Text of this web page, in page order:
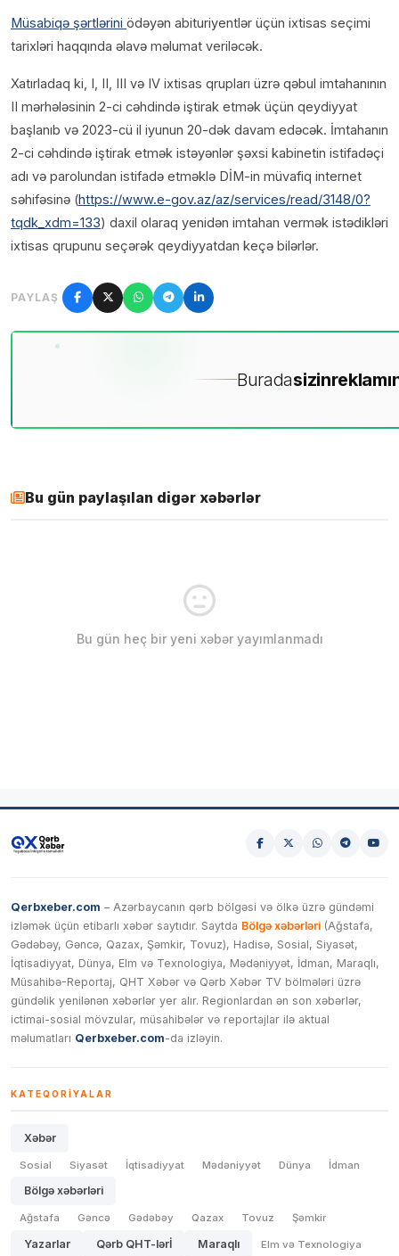
Müsabiqə şərtlərini ödəyən abituriyentlər üçün ixtisas seçimi
tarixləri haqqında əlavə məlumat veriləcək.
Xatırladaq ki, I, II, III və IV ixtisas qrupları üzrə qəbul imtahanının
II mərhələsinin 2-ci cəhdində iştirak etmək üçün qeydiyyat
başlanıb və 2023-cü il iyunun 20-dək davam edəcək. İmtahanın
2-ci cəhdində iştirak etmək istəyənlər şəxsi kabinetin istifadəçi
adı və parolundan istifadə etməklə DİM-in müvafiq internet
səhifəsinə (https://www.e-gov.az/az/services/read/3148/0?
tqdk_xdm=133) daxil olaraq yenidən imtahan vermək istədikləri
ixtisas qrupunu seçərək qeydiyyatdan keçə bilərlər.
PAYLAŞ
Buradasizin
Bu gün paylaşılan digər xəbərlər
Bu gün heç bir yeni xəbər yayımlanmadı
Qerbxeber.com – Azərbaycanın qərb bölgəsi və ölkə üzrə gündəmi
izləmək üçün etibarlı xəbər saytıdır. Saytda Bölgə xəbərləri (Ağstafa,
Gədəbəy, Gəncə, Qazax, Şəmkir, Tovuz), Hadisə, Sosial, Siyasət,
İqtisadiyyat, Dünya, Elm və Texnologiya, Mədəniyyət, İdman, Maraqlı,
Müsahibə-Reportaj, QHT Xəbər və Qərb Xəbər TV bölmələri üzrə
gündəlik yenilənən xəbərlər yer alır. Regionlardan ən son xəbərlər,
ictimai-sosial mövzular, müsahibələr və reportajlar ilə aktual
məlumatları Qerbxeber.com-da izləyin.
KATEQORIYALAR
Xəbər
Sosial Siyasət İqtisadiyyat Mədəniyyət Dünya İdman
Bölgə xəbərləri
Ağstafa Gəncə Gədəbəy Qazax Tovuz Şəmkir
Yazarlar Qərb QHT-lərİ Maraqlı Elm və Texnologiya